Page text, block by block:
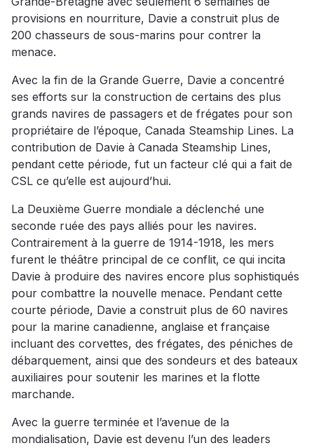
provisions en nourriture, Davie a construit plus de
200 chasseurs de sous-marins pour contrer la
menace.
Avec la fin de la Grande Guerre, Davie a concentré
ses efforts sur la construction de certains des plus
grands navires de passagers et de frégates pour son
propriétaire de l’époque, Canada Steamship Lines. La
contribution de Davie à Canada Steamship Lines,
pendant cette période, fut un facteur clé qui a fait de
CSL ce qu’elle est aujourd’hui.
La Deuxième Guerre mondiale a déclenché une
seconde ruée des pays alliés pour les navires.
Contrairement à la guerre de 1914-1918, les mers
furent le théâtre principal de ce conflit, ce qui incita
Davie à produire des navires encore plus sophistiqués
pour combattre la nouvelle menace. Pendant cette
courte période, Davie a construit plus de 60 navires
pour la marine canadienne, anglaise et française
incluant des corvettes, des frégates, des péniches de
débarquement, ainsi que des sondeurs et des bateaux
auxiliaires pour soutenir les marines et la flotte
marchande.
Avec la guerre terminée et l’avenue de la
mondialisation, Davie est devenu l’un des leaders